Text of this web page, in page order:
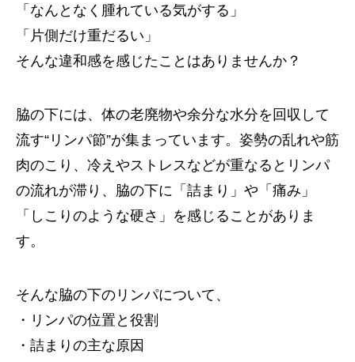
「なんとなく腫れている気がする」
「片側だけ重だるい」
そんな違和感を感じたことはありませんか？
脇の下には、体の老廃物や余分な水分を回収して
流す“リンパ節”が集まっています。姿勢の乱れや筋
肉のこり、冷えやストレスなどが重なるとリンパ
の流れが滞り、脇の下に「詰まり」や「痛み」
「しこりのような硬さ」を感じることがありま
す。
そんな脇の下のリンパについて、
・リンパの位置と役割
・詰まりの主な原因